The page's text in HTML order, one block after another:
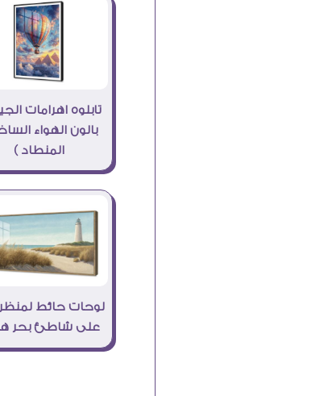
تابلوه اهرامات
بالون الهواء
المنطاد )
لوحات حائط لمنظر
على شاطئ بحر